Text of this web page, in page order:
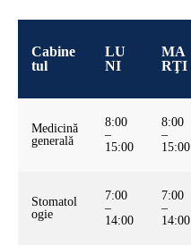
Cabine
tul
LU
NI
MA
RŢI
Medicină
generală
8:00
–
15:00
8:00
–
15:00
Stomatol
ogie
7:00
–
14:00
7:00
–
14:00